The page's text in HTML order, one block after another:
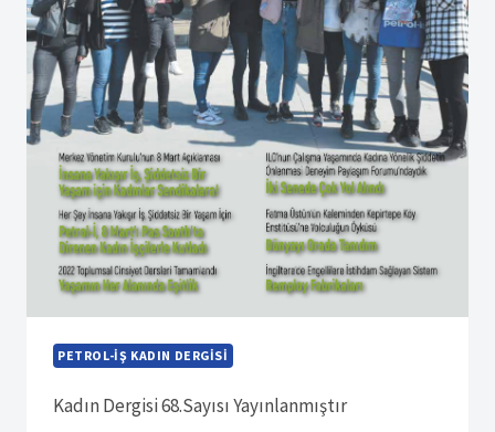
PETROL-İŞ KADIN DERGISI
Kadın Dergisi 68.Sayısı Yayınlanmıştır